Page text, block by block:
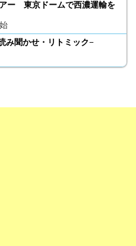
ー 東京ドームで西濃運輸を
み聞かせ・リトミック−